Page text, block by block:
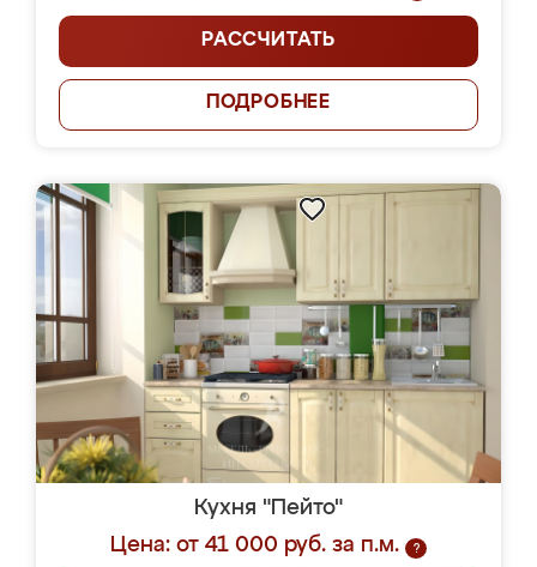
РАССЧИТАТЬ
ПОДРОБНЕЕ
Кухня "Пейто"
Цена: от 41 000 руб. за п.м.
?